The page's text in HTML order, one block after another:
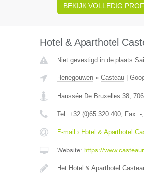
BEKIJK VOLLEDIG
Hotel & Aparthotel
Niet gevestigd in de plaats
Henegouwen» Casteau|
Haussée De Bruxelles 38,
Tel: +32 (0)65 320 400, Fax: -
E-mail › Hotel & Aparthotel
Website: https://
Het Hotel & Aparthotel